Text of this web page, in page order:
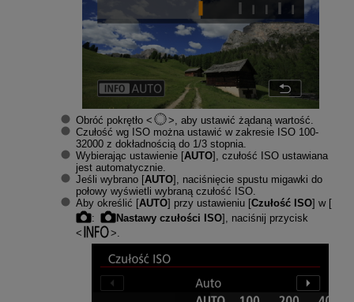
Obróć pokrętło
, aby ustawić żądaną wartość.
Czułość wg ISO można ustawić w zakresie ISO 100-
32000 z dokładnością do 1/3 stopnia.
Wybierając ustawienie [AUTO], czułość ISO ustawiana
jest automatycznie.
Jeśli wybrano [AUTO], naciśnięcie spustu migawki do
połowy wyświetli wybraną czułość ISO.
Aby określić [AUTO] przy ustawieniu [Czułość ISO] w [
:
Nastawy czułości ISO], naciśnij przycisk